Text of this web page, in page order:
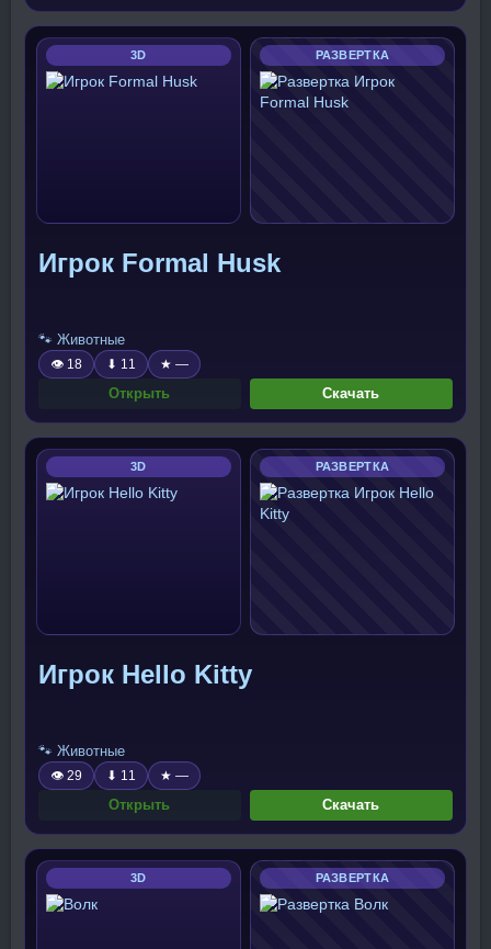
3D РАЗВЕРТКА
Игрок Formal Husk
🐾 Животные
👁 18 ⬇ 11 ★ —
Открыть Скачать
3D РАЗВЕРТКА
Игрок Hello Kitty
🐾 Животные
👁 29 ⬇ 11 ★ —
Открыть Скачать
3D РАЗВЕРТКА